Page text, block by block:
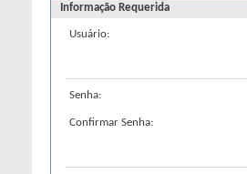
Informação Requerida
Usuário:
Senha:
Confirmar Senha: